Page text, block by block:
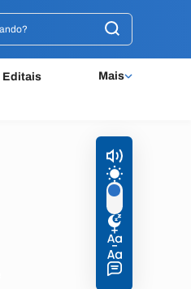
Editais Mais